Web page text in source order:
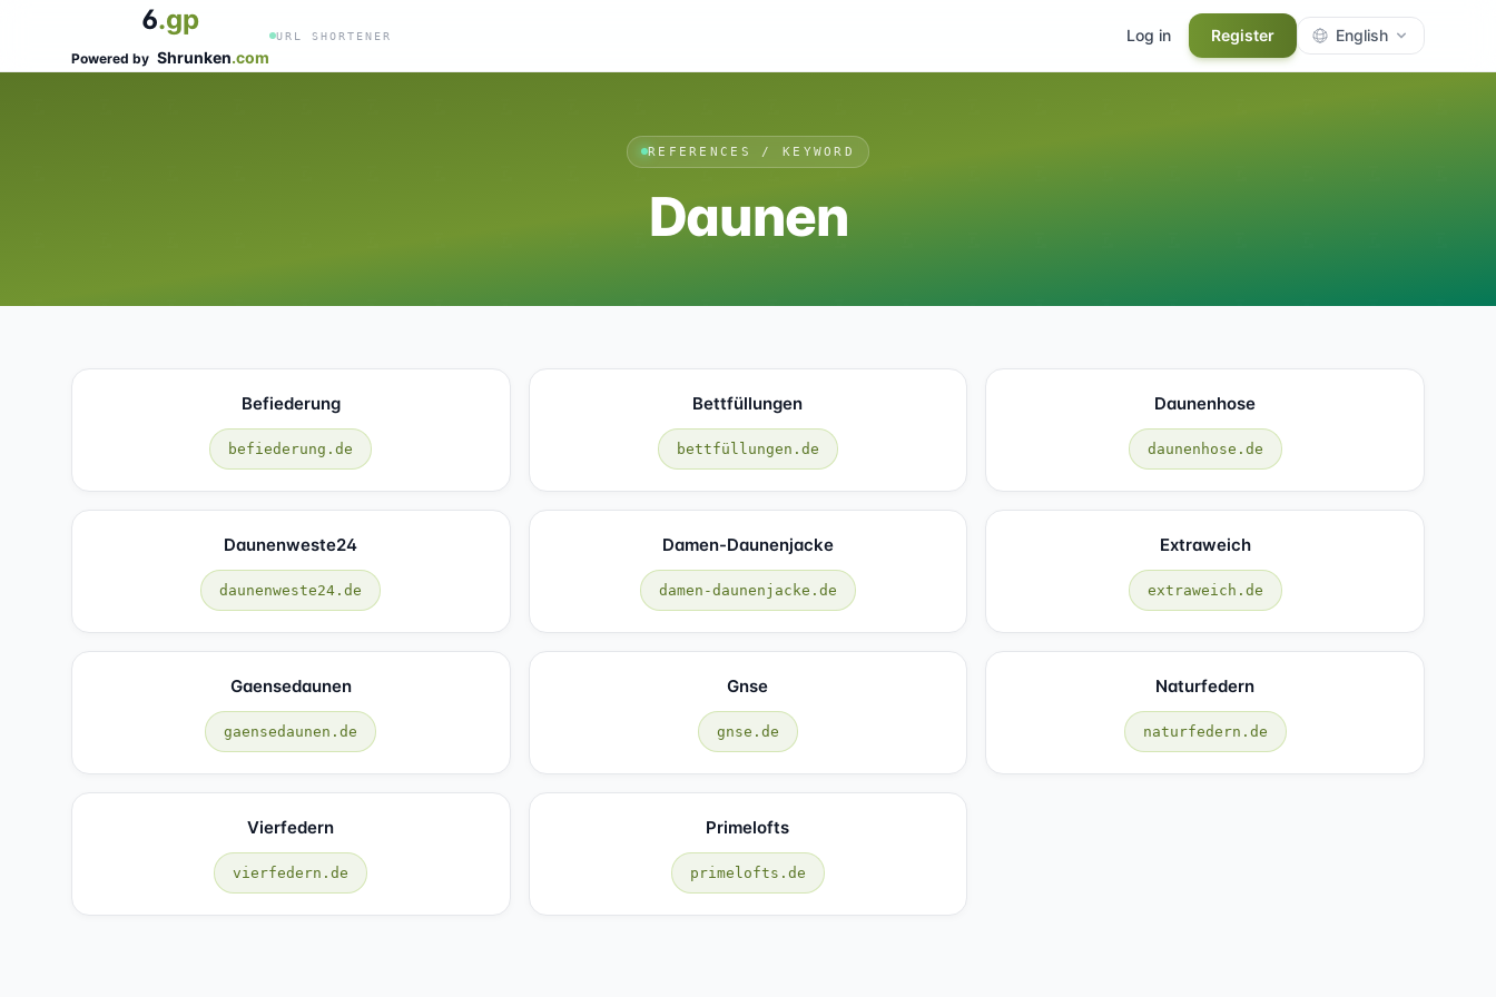
6.gp
Powered by Shrunken.com
URL SHORTENER Log in Register English
REFERENCES / KEYWORD
Daunen
Befiederung
befiederung.de
Bettfüllungen
bettfüllungen.de
Daunenhose
daunenhose.de
Daunenweste24
daunenweste24.de
Damen-Daunenjacke
damen-daunenjacke.de
Extraweich
extraweich.de
Gaensedaunen
gaensedaunen.de
Gnse
gnse.de
Naturfedern
naturfedern.de
Vierfedern
vierfedern.de
Primelofts
primelofts.de